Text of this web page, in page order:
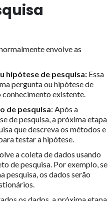
envolve as
hipótese de pesquisa: Essa
pergunta ou hipótese de
conhecimento existente.
de pesquisa: Após a
de pesquisa, a próxima etapa
que descreva os métodos e
testar a hipótese.
a coleta de dados usando
de pesquisa. Por exemplo, se
pesquisa, os dados serão